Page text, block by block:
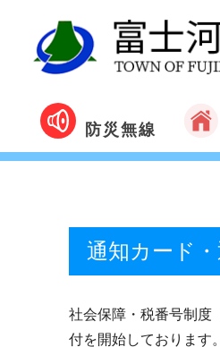
防災無線
通知カード
社会保障・税番号制度
付を開始しております。